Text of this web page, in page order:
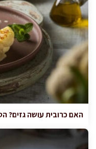
האם כרובית עושה גזים?